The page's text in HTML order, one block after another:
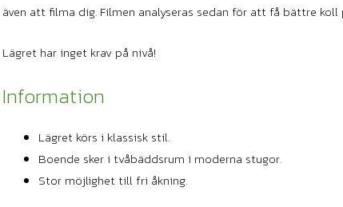
även att filma dig. Filmen analyseras sedan för att få bättre koll
Lägret har inget krav på nivå!
Information
Lägret körs i klassisk stil.
Boende sker i tvåbäddsrum i moderna stugor.
Stor möjlighet till fri åkning.